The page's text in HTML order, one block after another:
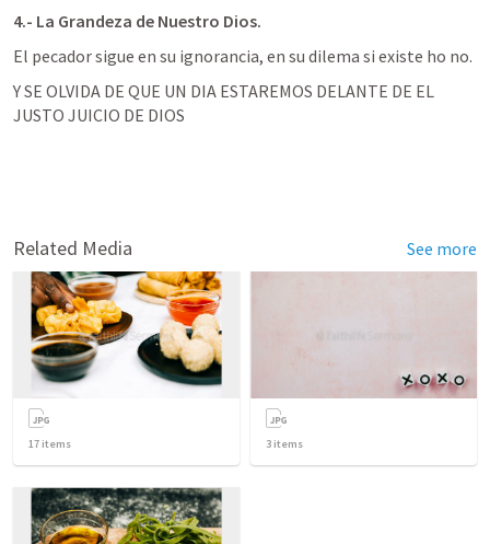
4.- La Grandeza de Nuestro Dios.
El pecador sigue en su ignorancia, en su dilema si existe ho no.
Y SE OLVIDA DE QUE UN DIA ESTAREMOS DELANTE DE EL
JUSTO JUICIO DE DIOS
Related Media See more
17 items 3 items